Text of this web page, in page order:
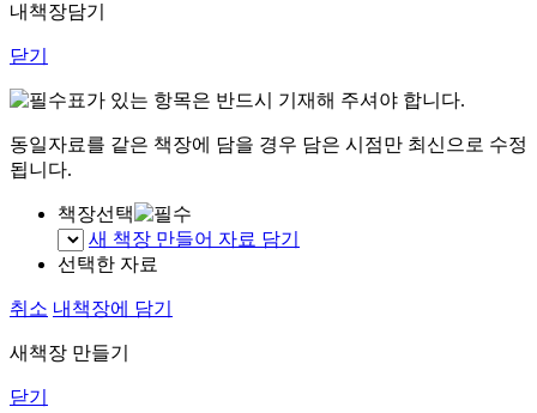
내책장담기
닫기
표가 있는 항목은 반드시 기재해 주셔야 합니다.
동일자료를 같은 책장에 담을 경우 담은 시점만 최신으로 수정
됩니다.
책장선택
새 책장 만들어 자료 담기
선택한 자료
취소 내책장에 담기
새책장 만들기
닫기